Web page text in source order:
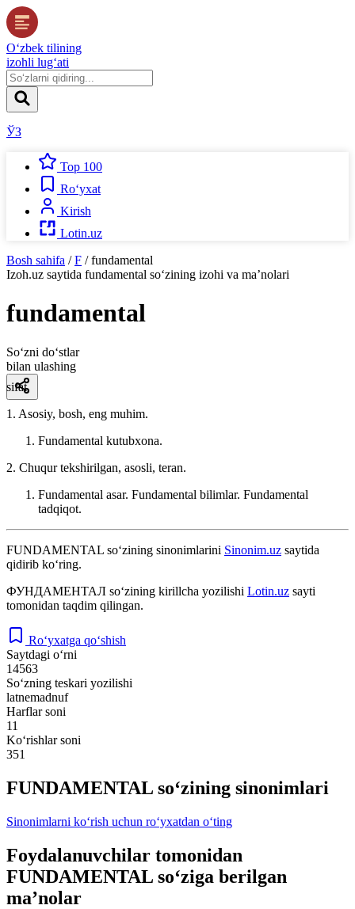
O‘zbek tilining
izohli lug‘ati
ЎЗ
Top 100
Ro‘yxat
Kirish
Lotin.uz
Bosh sahifa / F / fundamental
Izoh.uz saytida fundamental so‘zining izohi va ma’nolari
fundamental
So‘zni do‘stlar
bilan ulashing
sifat
1. Asosiy, bosh, eng muhim.
Fundamental kutubxona.
2. Chuqur tekshirilgan, asosli, teran.
Fundamental asar. Fundamental bilimlar. Fundamental
tadqiqot.
FUNDAMENTAL so‘zining sinonimlarini Sinonim.uz saytida
qidirib ko‘ring.
ФУНДАМЕНТАЛ so‘zining kirillcha yozilishi Lotin.uz sayti
tomonidan taqdim qilingan.
Ro‘yxatga qo‘shish
Saytdagi o‘rni
14563
So‘zning teskari yozilishi
latnemadnuf
Harflar soni
11
Ko‘rishlar soni
351
FUNDAMENTAL so‘zining sinonimlari
Sinonimlarni ko‘rish uchun ro‘yxatdan o‘ting
Foydalanuvchilar tomonidan
FUNDAMENTAL so‘ziga berilgan
ma’nolar